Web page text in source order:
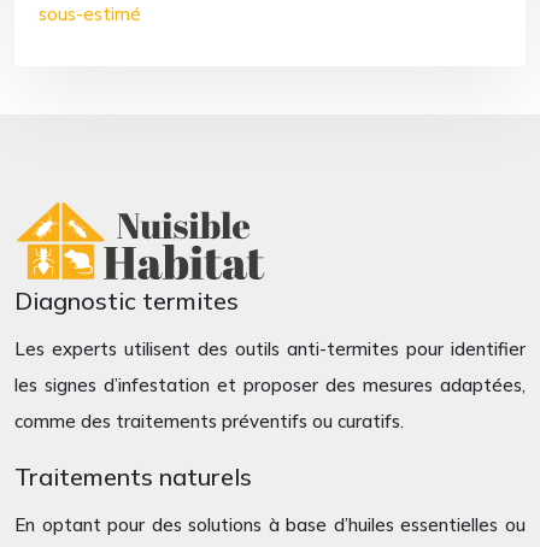
sous-estimé
Diagnostic termites
Les experts utilisent des outils anti-termites pour identifier
les signes d’infestation et proposer des mesures adaptées,
comme des traitements préventifs ou curatifs.
Traitements naturels
En optant pour des solutions à base d’huiles essentielles ou